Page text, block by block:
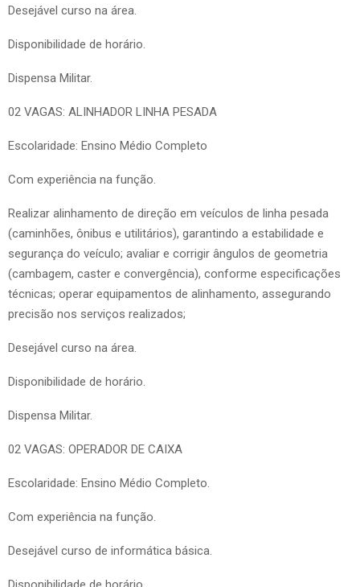
Desejável curso na área.
Disponibilidade de horário.
Dispensa Militar.
02 VAGAS: ALINHADOR LINHA PESADA
Escolaridade: Ensino Médio Completo
Com experiência na função.
Realizar alinhamento de direção em veículos de linha pesada
(caminhões, ônibus e utilitários), garantindo a estabilidade e
segurança do veículo; avaliar e corrigir ângulos de geometria
(cambagem, caster e convergência), conforme especificações
técnicas; operar equipamentos de alinhamento, assegurando
precisão nos serviços realizados;
Desejável curso na área.
Disponibilidade de horário.
Dispensa Militar.
02 VAGAS: OPERADOR DE CAIXA
Escolaridade: Ensino Médio Completo.
Com experiência na função.
Desejável curso de informática básica.